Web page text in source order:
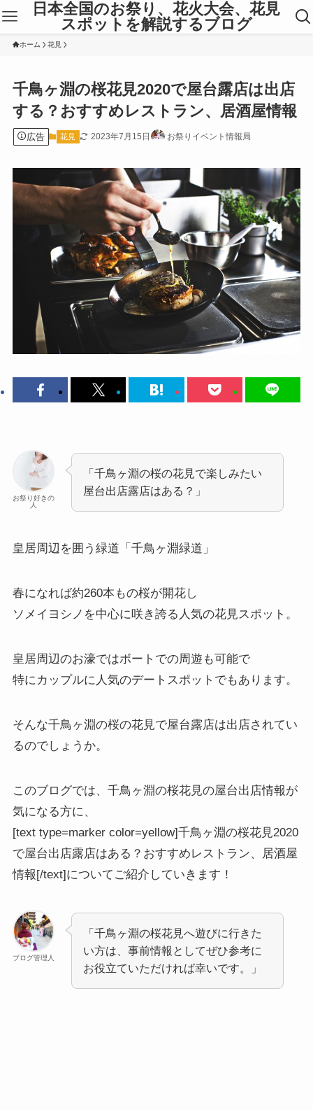
日本全国のお祭り、花火大会、花見
スポットを解説するブログ
ホーム 花見
千鳥ヶ淵の桜花見2020で屋台露店は出店
する？おすすめレストラン、居酒屋情報
広告 花見 2023年7月15日 お祭りイベント情報局
お祭り好きの
人
「千鳥ヶ淵の桜の花見で楽しみたい
屋台出店露店はある？」
皇居周辺を囲う緑道 「千鳥ヶ淵緑道」
春になれば約260本もの桜が開花し
ソメイヨシノを中心に咲き誇る人気の花見スポット。
皇居周辺のお濠ではボートでの周遊も可能で
特にカップルに人気のデートスポットでもあります。
そんな千鳥ヶ淵の桜の花見で屋台露店は出店されてい
るのでしょうか。
このブログでは、 千鳥ヶ淵の桜花見の屋台出店情報が
気になる方に、
[text type=marker color=yellow]千鳥ヶ淵の桜花見2020
で屋台出店露店はある？おすすめレストラン、居酒屋
情報[/text]についてご紹介していきます！
ブログ管理人
「千鳥ヶ淵の桜花見へ遊びに行きた
い方は、事前情報としてぜひ参考に
お役立ていただければ幸いです。」